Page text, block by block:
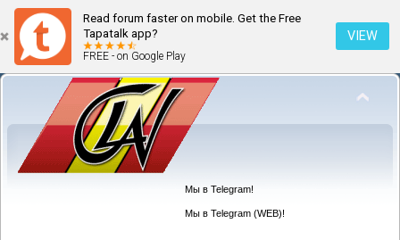
Read forum faster on mobile. Get the Free
Tapatalk app?
FREE - on Google Play
VIEW
Мы в Telegram!
Мы в Telegram (WEB)!